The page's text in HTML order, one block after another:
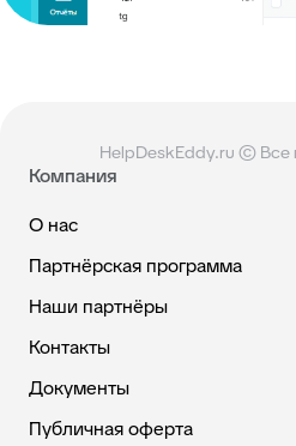
HelpDeskEddy.ru ©
Компания
О нас
Партнёрская программа
Наши партнёры
Контакты
Документы
Публичная оферта